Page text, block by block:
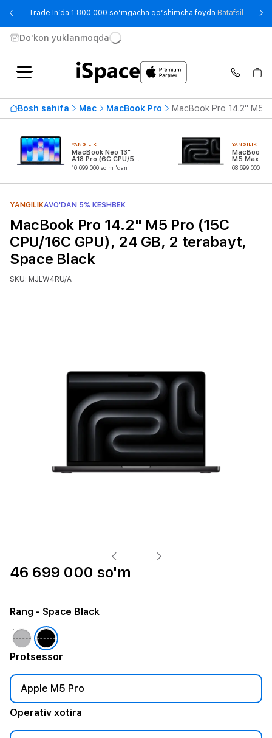
Trade In’da 1 800 000 so‘mgacha qo‘shimcha foyda Batafsil -
Do'kon yuklanmoqda
Bosh sahifa Mac MacBook Pro MacBook Pro 14.2" M5
YANGILIK
MacBook Neo 13"
A18 Pro (6C CPU/5C
GPU)
10 699 000 so'm 'dan
YANGILIK
MacBook
M5 Max
CPU/32C
68 699 000
YANGILIKAVO'DAN 5% KESHBEK
MacBook Pro 14.2" M5 Pro (15C
CPU/16C GPU), 24 GB, 2 terabayt,
Space Black
SKU: MJLW4RU/A
46 699 000 so'm
Protsessor
Apple M5 Pro
Operativ xotira
Rang - Space Black